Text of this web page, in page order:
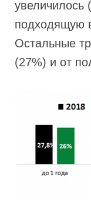
увеличилось
подходящую
Остальные
(27%) и от